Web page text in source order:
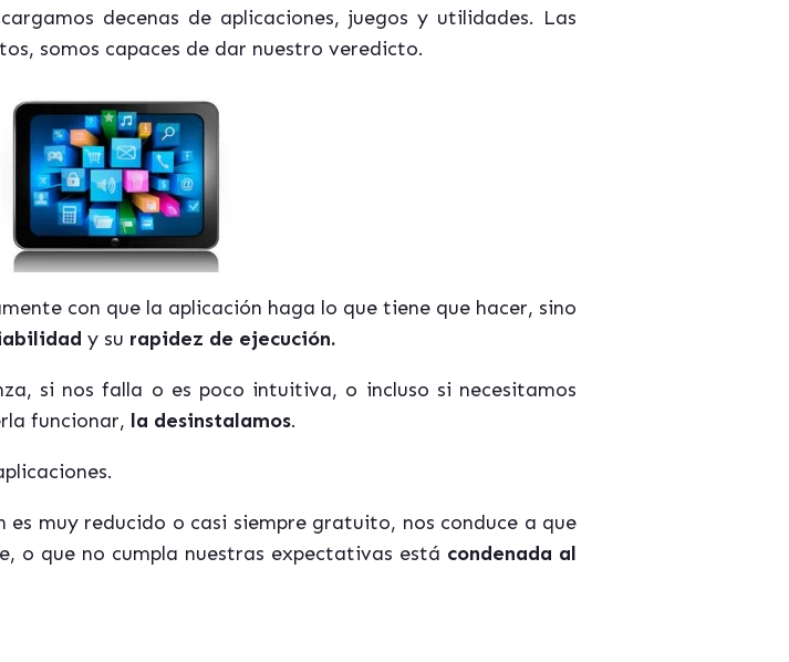
decenas de aplicaciones, juegos y utilidades. Las
somos capaces de dar nuestro veredicto.
con que la aplicación haga lo que tiene que hacer, sino
y su rapidez de ejecución.
si nos falla o es poco intuitiva, o incluso si necesitamos
funcionar, la desinstalamos.
muy reducido o casi siempre gratuito, nos conduce a que
o que no cumpla nuestras expectativas está condenada al